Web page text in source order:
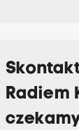
Radiem